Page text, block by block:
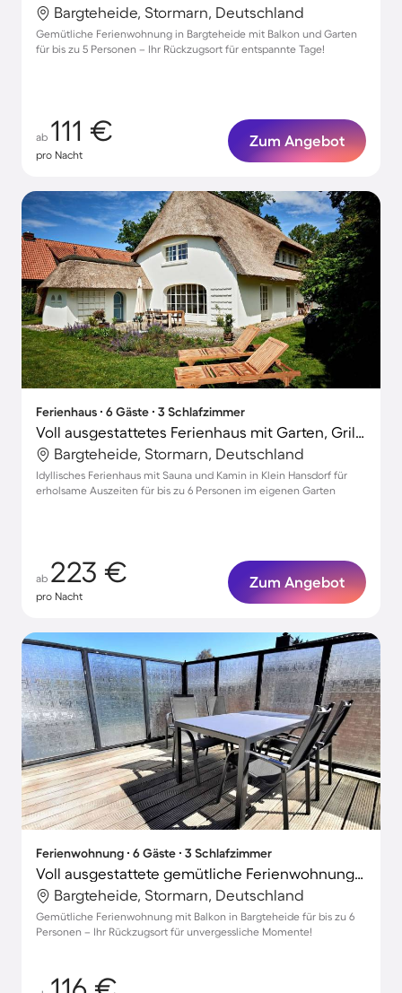
Bargteheide, Stormarn, Deutschland
Gemütliche Ferienwohnung in Bargteheide mit Balkon und Garten
für bis zu 5 Personen – Ihr Rückzugsort für entspannte Tage!
ab 111 €
pro Nacht
Zum Angebot
Ferienhaus ∙ 6 Gäste ∙ 3 Schlafzimmer
Voll ausgestattetes Ferienhaus mit Garten, Grill und Terrasse | Gartenblick
Bargteheide, Stormarn, Deutschland
Idyllisches Ferienhaus mit Sauna und Kamin in Klein Hansdorf für
erholsame Auszeiten für bis zu 6 Personen im eigenen Garten
ab 223 €
pro Nacht
Zum Angebot
Ferienwohnung ∙ 6 Gäste ∙ 3 Schlafzimmer
Voll ausgestattete gemütliche Ferienwohnung mit Terrasse | Perfekt für die Arbeit von Zuhause
Bargteheide, Stormarn, Deutschland
Gemütliche Ferienwohnung mit Balkon in Bargteheide für bis zu 6
Personen – Ihr Rückzugsort für unvergessliche Momente!